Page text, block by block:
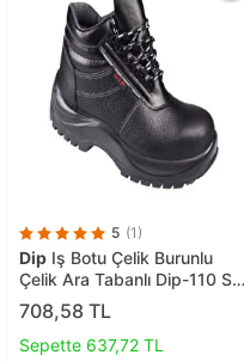
5 (1)
Dip Iş Botu Çelik Burunlu
Çelik Ara Tabanlı Dip-110 S3
Çivi Batmaz 40
708,58 TL
Sepette 637,72 TL